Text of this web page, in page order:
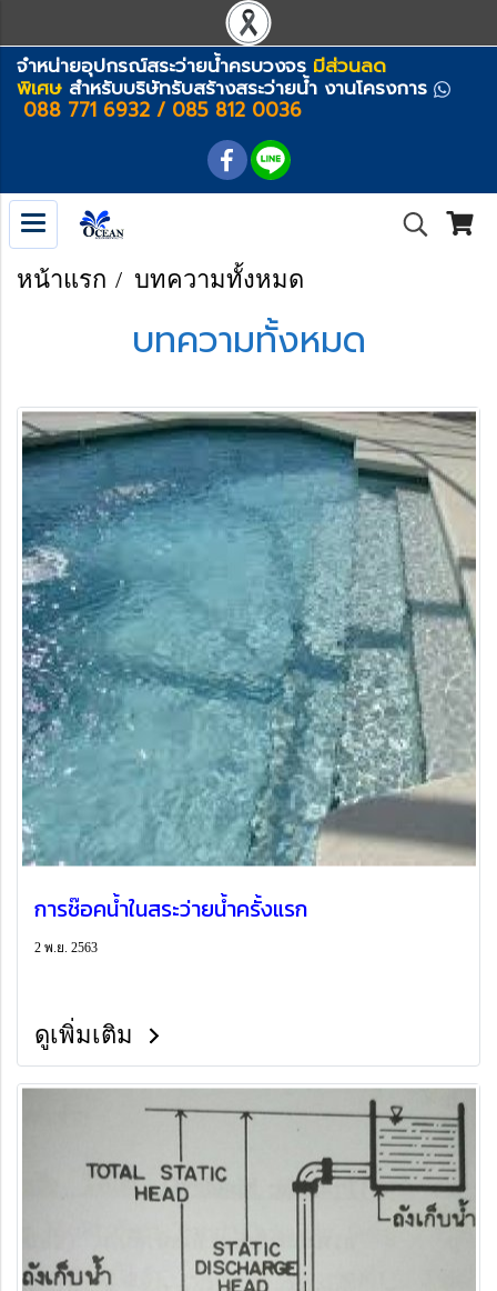
จำหน่ายอุปกรณ์สระว่ายน้ำครบวงจร มีส่วนลด
พิเศษ สำหรับบริษัทรับสร้างสระว่ายน้ำ งานโครงการ
088 771 6932 / 085 812 0036
หน้าแรก บทความทั้งหมด
บทความทั้งหมด
การช๊อคน้ำในสระว่ายน้ำครั้งแรก
2 พ.ย. 2563
ดูเพิ่มเติม